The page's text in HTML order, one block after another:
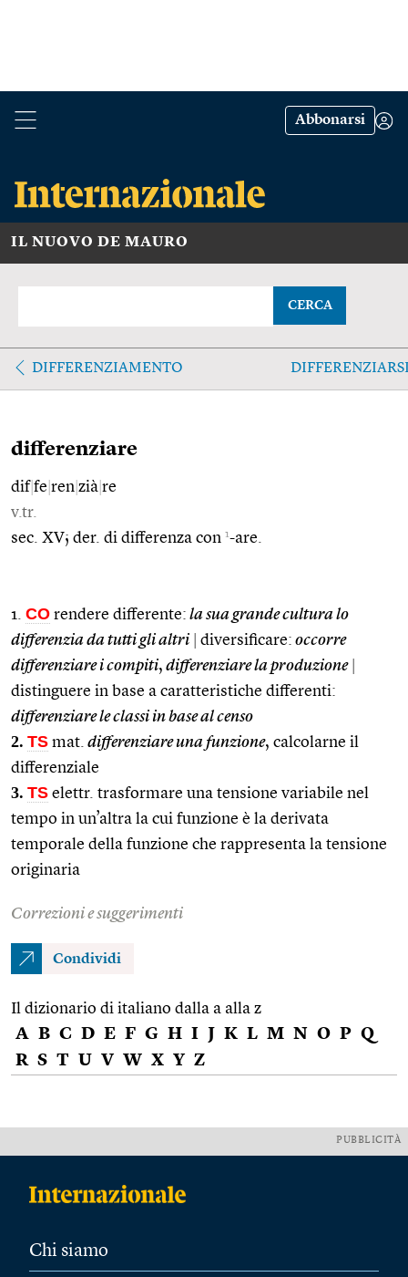
Abbonarsi
IL NUOVO DE MAURO
CERCA
DIFFERENZIAMENTO
differenziare
dif|fe ren zià re
v.tr.
sec. XV; der. di differenza con 1-are.
1. CO rendere differente: la sua grande cultura lo
differenzia da tutti gli altri
diversificare: occorre
differenziare i compiti, differenziare la produzione
distinguere in base a caratteristiche differenti:
differenziare le classi in base al censo
2. TS mat. differenziare una funzione, calcolarne il
differenziale
3. TS elettr. trasformare una tensione variabile nel
tempo in un’altra la cui funzione è la derivata
temporale della funzione che rappresenta la tensione
originaria
Correzioni e suggerimenti
Condividi
Il dizionario di italiano dalla a alla z
A B C D E F G H I J K L M N O P Q
R S T U V W X Y Z
PUBBLICITÀ
Chi siamo